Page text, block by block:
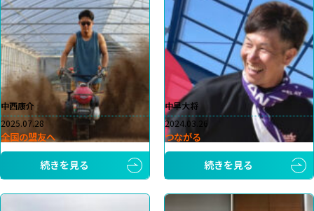
中西康介
2025.07.28
全国の盟友へ
続きを見る
中早大将
2024.03.26
つながる
続きを見る